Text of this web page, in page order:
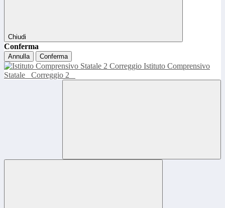
Chiudi
Conferma
Annulla Conferma
Istituto Comprensivo
Statale
Correggio 2